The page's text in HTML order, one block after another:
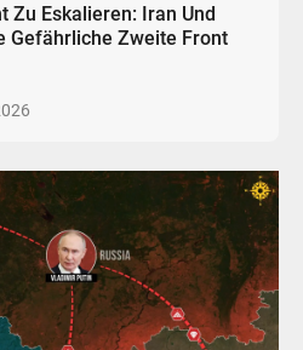
Zu Eskalieren: Iran Und
Gefährliche Zweite Front